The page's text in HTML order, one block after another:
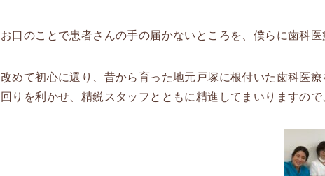
お口のことで患者さんの手の届かないところを、僕らに歯科
改めて初心に還り、昔から育った地元戸塚に根付いた歯科医
回りを利かせ、精鋭スタッフとともに精進してまいりますの